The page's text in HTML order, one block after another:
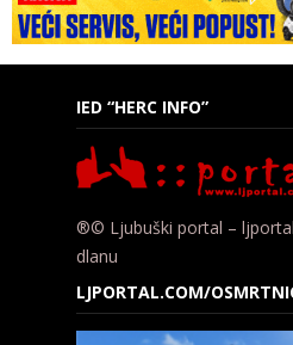
IED “HERC INFO”
®© Ljubuški portal –
dlanu
LJPORTAL.COM/